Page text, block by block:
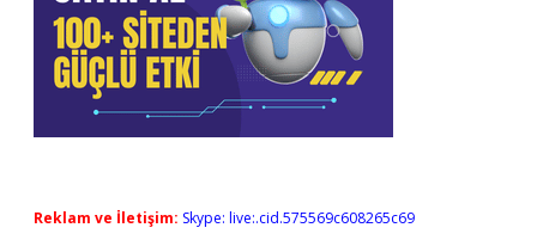
Reklam ve İletişim: Skype: live:.cid.575569c608265c69